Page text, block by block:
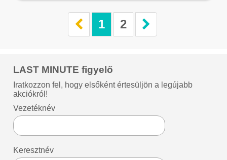
1 2
LAST MINUTE figyelő
Iratkozzon fel, hogy elsőként értesüljön a legújabb
akciókról!
Vezetéknév
Keresztnév